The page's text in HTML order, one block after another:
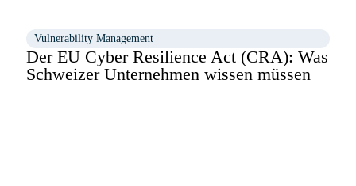
Vulnerability Management
Der EU Cyber Resilience Act (CRA): Was
Schweizer Unternehmen wissen müssen